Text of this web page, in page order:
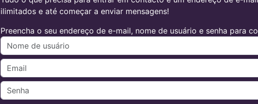
ilimitados e até começar a enviar mensagens!
Preencha o seu endereço de e-mail, nome de usuário e senha para